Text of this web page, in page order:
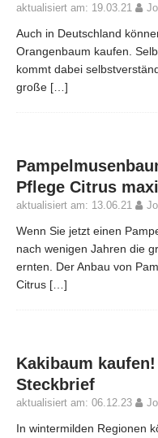
aktualisiert am: 19.03.21
Auch in Deutschland
Orangenbaum kaufen.
kommt dabei
große […]
Pflege Citrus
aktualisiert am: 13.06.21
Wenn Sie jetzt einen
nach wenigen Jahren die
ernten. Der Anbau von
Citrus […]
Kakibaum
Steckbrief
aktualisiert am: 06.12.23
In wintermilden Regionen